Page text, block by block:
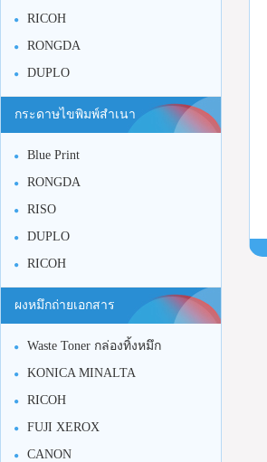
RICOH
RONGDA
DUPLO
กระดาษไขพิมพ์สำเนา
Blue Print
RONGDA
RISO
DUPLO
RICOH
ผงหมึกถ่ายเอกสาร
Waste Toner กล่องทิ้งหมึก
KONICA MINALTA
RICOH
FUJI XEROX
CANON